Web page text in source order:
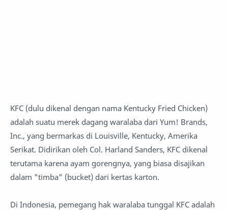
KFC (dulu dikenal dengan nama Kentucky Fried Chicken)
adalah suatu merek dagang waralaba dari Yum! Brands,
Inc., yang bermarkas di Louisville, Kentucky, Amerika
Serikat. Didirikan oleh Col. Harland Sanders, KFC dikenal
terutama karena ayam gorengnya, yang biasa disajikan
dalam "timba" (bucket) dari kertas karton.
Di Indonesia, pemegang hak waralaba tunggal KFC adalah